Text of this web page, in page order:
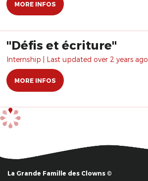
MORE INFOS
"Défis et écriture"
Internship | Last updated over 2 years ago.
MORE INFOS
La Grande Famille des Clowns ©